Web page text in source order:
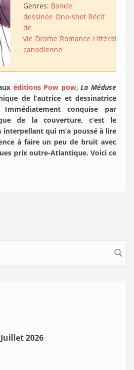
Genres: Bande
dessinée One-shot Récit
de
vie Drame Romance Littérature
canadienne
éditions Pow pow,La Méduse
de l’autrice et dessinatrice
Immédiatement conquise par
de la couverture, c’est le
interpellant qui m’a poussé à lire
à faire un peu de bruit avec
prix outre-Atlantique. Voici ce
2026